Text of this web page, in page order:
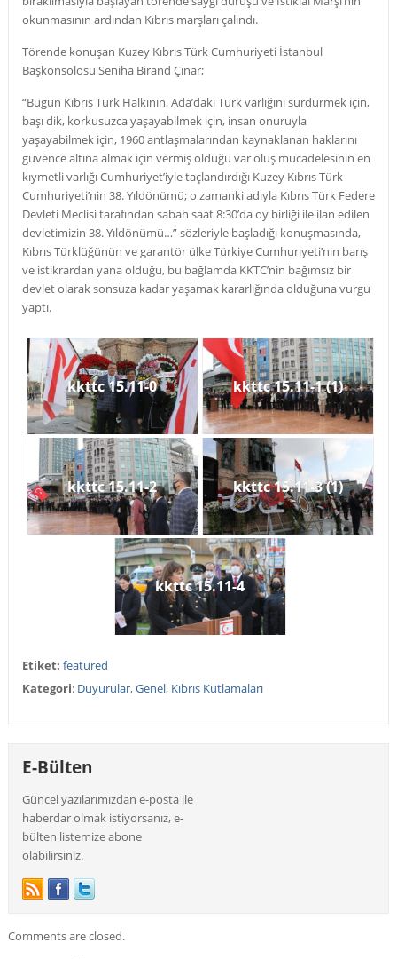
okunmasının ardından Kıbrıs marşları çalındı.
Törende konuşan Kuzey Kıbrıs Türk Cumhuriyeti İstanbul
Başkonsolosu Seniha Birand Çınar;
“Bugün Kıbrıs Türk Halkının, Ada’daki Türk varlığını sürdürmek için,
başı dik, korkusuzca yaşayabilmek için, insan onuruyla
yaşayabilmek için, 1960 antlaşmalarından kaynaklanan haklarını
güvence altına almak için vermiş olduğu var oluş mücadelesinin en
kıymetli varlığı Cumhuriyet’iyle taçlandırdığı Kuzey Kıbrıs Türk
Cumhuriyeti’nin 38. Yıldönümü; o zamanki adıyla Kıbrıs Türk Federe
Devleti Meclisi tarafından sabah saat 8:30’da oy birliği ile ilan edilen
devletimizin 38. Yıldönümü…” sözleriyle başladığı konuşmasında,
Kıbrıs Türklüğünün ve garantör ülke Türkiye Cumhuriyeti’nin barış
ve istikrardan yana olduğu, bu bağlamda KKTC’nin bağımsız bir
devlet olarak sonsuza kadar yaşamak kararlığında olduğuna vurgu
yaptı.
kkttc 15.11-0 kkttc 15.11-1 (1)
kkttc 15.11-2 kkttc 15.11-3 (1)
kkttc 15.11-4
Etiket: featured
Kategori: Duyurular,Genel, Kıbrıs Kutlamaları
E-Bülten
Güncel yazılarımızdan e-posta ile
haberdar olmak istiyorsanız, e-
bülten listemize abone
olabilirsiniz.
Comments are closed.